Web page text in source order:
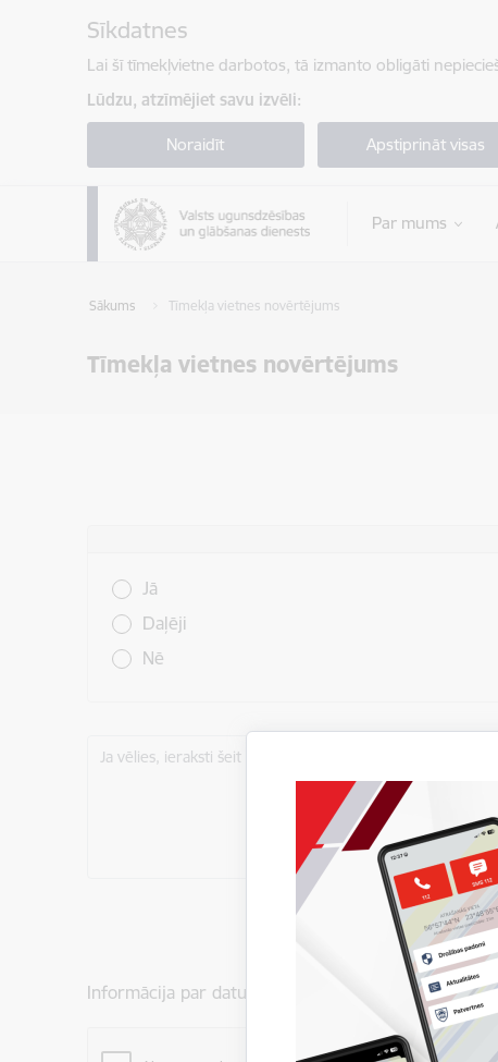
Sīkdatnes
Lai šī tīmekļvietne darbotos, tā izmanto obligāti
Lūdzu, atzīmējiet savu izvēli:
Noraidīt Apstiprināt visas
Par mums
Sākums Tīmekļa vietnes novērtējums
Tīmekļa vietnes novērtējums
Jā
Daļēji
Nē
Ja vēlies, ieraksti šeit komentāru
Informācija par datu apstrādi ir atrodama sadaļā: